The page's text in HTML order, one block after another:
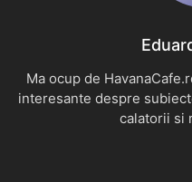
Ma ocup de
interesante despre
calatorii si